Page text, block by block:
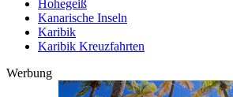
Hohegeiß
Kanarische Inseln
Karibik
Karibik Kreuzfahrten
Werbung